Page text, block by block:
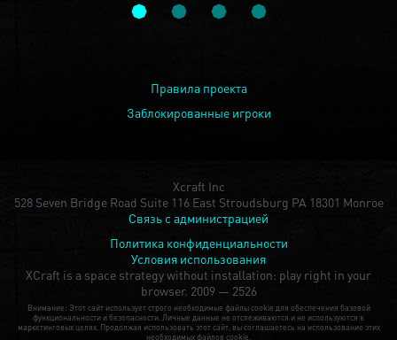
Правила проекта
Заблокированные игроки
Xcraft Inc
528 Seven Bridge Road Suite 116 East Stroudsburg PA 18301 Monroe
Связь с администрацией
Политика конфиденциальности
Условия использования
XCraft is a space strategy without installation: play right in your
browser. 2009 — 2526
Внимание: Этот сайт использует строго необходимые файлы cookie для обеспечения базовой
функциональности и безопасности. Личные данные не отслеживаются и не используются в
маркетинговых целях. Продолжая использовать этот сайт, вы соглашаетесь на использование этих
необходимых файлов cookie.